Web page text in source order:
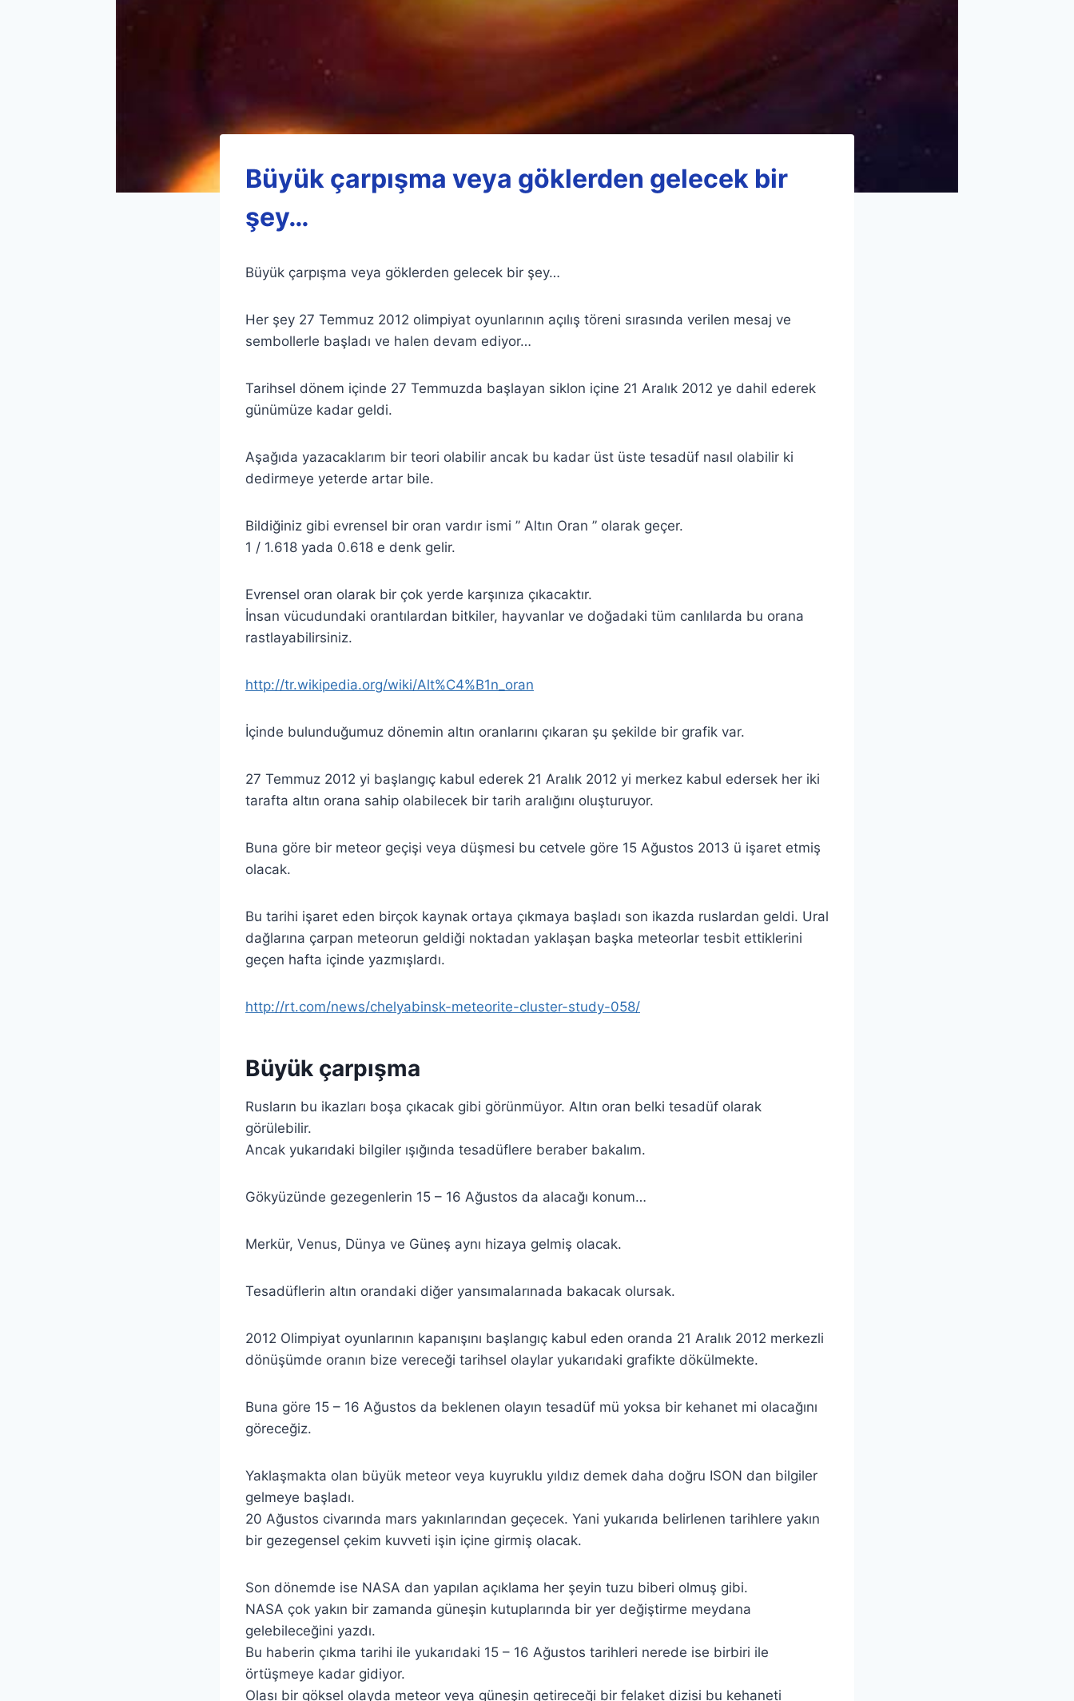
Büyük çarpışma veya göklerden gelecek bir
şey…
Büyük çarpışma veya göklerden gelecek bir şey…
Her şey 27 Temmuz 2012 olimpiyat oyunlarının açılış töreni sırasında verilen mesaj ve
sembollerle başladı ve halen devam ediyor…
Tarihsel dönem içinde 27 Temmuzda başlayan siklon içine 21 Aralık 2012 ye dahil ederek
günümüze kadar geldi.
Aşağıda yazacaklarım bir teori olabilir ancak bu kadar üst üste tesadüf nasıl olabilir ki
dedirmeye yeterde artar bile.
Bildiğiniz gibi evrensel bir oran vardır ismi ” Altın Oran ” olarak geçer.
1 / 1.618 yada 0.618 e denk gelir.
Evrensel oran olarak bir çok yerde karşınıza çıkacaktır.
İnsan vücudundaki orantılardan bitkiler, hayvanlar ve doğadaki tüm canlılarda bu orana
rastlayabilirsiniz.
http://tr.wikipedia.org/wiki/Alt%C4%B1n_oran
İçinde bulunduğumuz dönemin altın oranlarını çıkaran şu şekilde bir grafik var.
27 Temmuz 2012 yi başlangıç kabul ederek 21 Aralık 2012 yi merkez kabul edersek her iki
tarafta altın orana sahip olabilecek bir tarih aralığını oluşturuyor.
Buna göre bir meteor geçişi veya düşmesi bu cetvele göre 15 Ağustos 2013 ü işaret etmiş
olacak.
Bu tarihi işaret eden birçok kaynak ortaya çıkmaya başladı son ikazda ruslardan geldi. Ural
dağlarına çarpan meteorun geldiği noktadan yaklaşan başka meteorlar tesbit ettiklerini
geçen hafta içinde yazmışlardı.
http://rt.com/news/chelyabinsk-meteorite-cluster-study-058/
Büyük çarpışma
Rusların bu ikazları boşa çıkacak gibi görünmüyor. Altın oran belki tesadüf olarak
görülebilir.
Ancak yukarıdaki bilgiler ışığında tesadüflere beraber bakalım.
Gökyüzünde gezegenlerin 15 – 16 Ağustos da alacağı konum…
Merkür, Venus, Dünya ve Güneş aynı hizaya gelmiş olacak.
Tesadüflerin altın orandaki diğer yansımalarınada bakacak olursak.
2012 Olimpiyat oyunlarının kapanışını başlangıç kabul eden oranda 21 Aralık 2012 merkezli
dönüşümde oranın bize vereceği tarihsel olaylar yukarıdaki grafikte dökülmekte.
Buna göre 15 – 16 Ağustos da beklenen olayın tesadüf mü yoksa bir kehanet mi olacağını
göreceğiz.
Yaklaşmakta olan büyük meteor veya kuyruklu yıldız demek daha doğru ISON dan bilgiler
gelmeye başladı.
20 Ağustos civarında mars yakınlarından geçecek. Yani yukarıda belirlenen tarihlere yakın
bir gezegensel çekim kuvveti işin içine girmiş olacak.
Son dönemde ise NASA dan yapılan açıklama her şeyin tuzu biberi olmuş gibi.
NASA çok yakın bir zamanda güneşin kutuplarında bir yer değiştirme meydana
gelebileceğini yazdı.
Bu haberin çıkma tarihi ile yukarıdaki 15 – 16 Ağustos tarihleri nerede ise birbiri ile
örtüşmeye kadar gidiyor.
Olası bir göksel olayda meteor veya güneşin getireceği bir felaket dizisi bu kehaneti